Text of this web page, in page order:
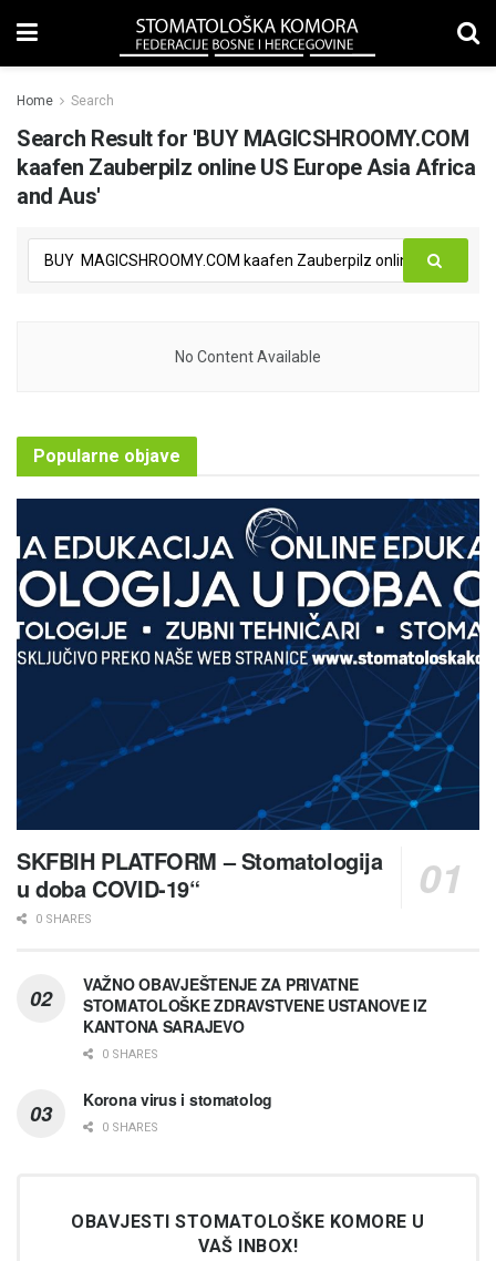
Home Search
Search Result for 'BUY MAGICSHROOMY.COM
kaafen Zauberpilz online US Europe Asia Africa
and Aus'
No Content Available
Popularne objave
SKFBIH PLATFORM – Stomatologija
u doba COVID-19“
0 SHARES
VAŽNO OBAVJEŠTENJE ZA PRIVATNE
STOMATOLOŠKE ZDRAVSTVENE USTANOVE IZ
KANTONA SARAJEVO
0 SHARES
Korona virus i stomatolog
0 SHARES
OBAVJESTI STOMATOLOŠKE KOMORE U
VAŠ INBOX!